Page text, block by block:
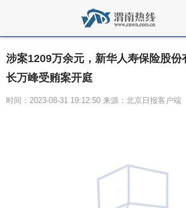
涉案1209万余元，新华人寿保险股份
长万峰受贿案开庭
时间：2023-08-31 19:12:50 来源：北京日报客户端